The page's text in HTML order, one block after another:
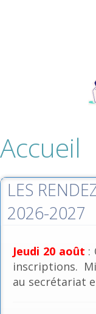
Accueil
LES
2026-2027
Jeudi 20 août :
inscriptions.
au secrétariat